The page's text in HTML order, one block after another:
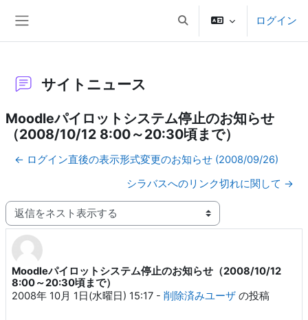
検索入力に切り替えるログイン
サイトニュース
Moodleパイロットシステム停止のお知らせ
（2008/10/12 8:00～20:30頃まで）
← ログイン直後の表示形式変更のお知らせ (2008/09/26)
シラバスへのリンク切れに関して →
表示モード
Moodleパイロットシステム停止のお知らせ（2008/10/12
8:00～20:30頃まで）
2008年 10月 1日(水曜日) 15:17 - 削除済みユーザ の投稿
返信数: 0